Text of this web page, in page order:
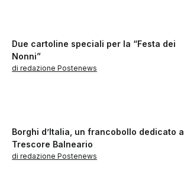
Due cartoline speciali per la “Festa dei
Nonni”
di redazione Postenews
Borghi d’Italia, un francobollo dedicato a
Trescore Balneario
di redazione Postenews